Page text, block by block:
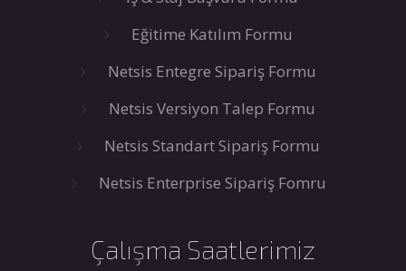
Eğitime Katılım Formu
Netsis Entegre Sipariş Formu
Netsis Versiyon Talep Formu
Netsis Standart Sipariş Formu
Netsis Enterprise Sipariş Fomru
Çalışma Saatlerimiz